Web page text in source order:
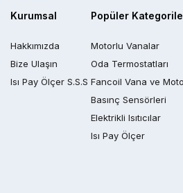
Kurumsal
Hakkımızda
Bize Ulaşın
Isı Pay Ölçer S.S.S
Popüler
Motorlu Vanalar
Oda Termostatları
Fancoil Vana ve
Basınç Sensörleri
Elektrikli Isıtıcılar
Isı Pay Ölçer